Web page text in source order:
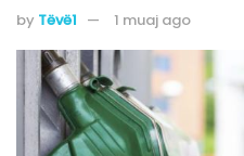
by Tëvë1 1 muaj ago